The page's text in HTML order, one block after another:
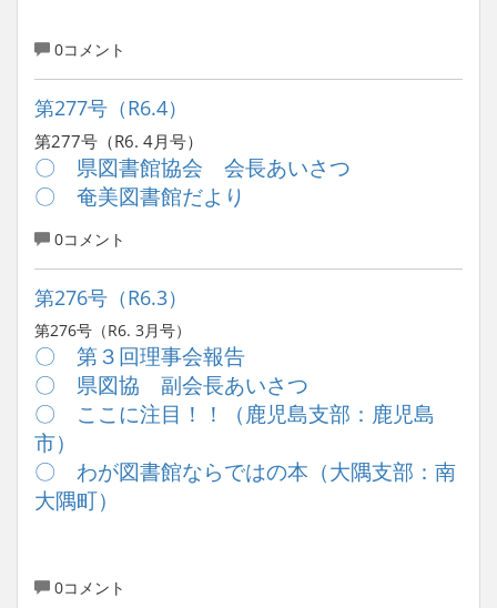
0コメント
第277号（R6.4）
第277号（R6. 4月号）
〇 県図書館協会 会長あいさつ
〇 奄美図書館だより
0コメント
第276号（R6.3）
第276号（R6. 3月号）
〇 第３回理事会報告
〇 県図協 副会長あいさつ
〇 ここに注目！！（鹿児島支部：鹿児島
市）
〇 わが図書館ならではの本（大隅支部：南
大隅町）
0コメント